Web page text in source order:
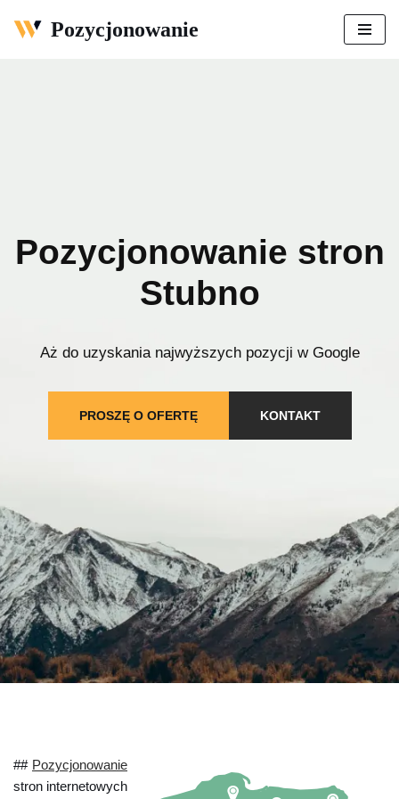
Pozycjonowanie
Pozycjonowanie stron
Stubno
Aż do uzyskania najwyższych pozycji w Google
PROSZĘ O OFERTĘ KONTAKT
## Pozycjonowanie
stron internetowych